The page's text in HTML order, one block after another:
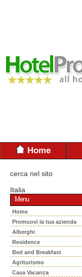
Home
cerca nel sito
Italia
Menu
Home
Promuovi la tua azienda
Alberghi
Residence
Bed and Breakfast
Agriturismo
Casa Vacanza